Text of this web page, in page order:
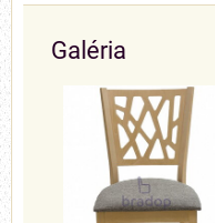
Galéria